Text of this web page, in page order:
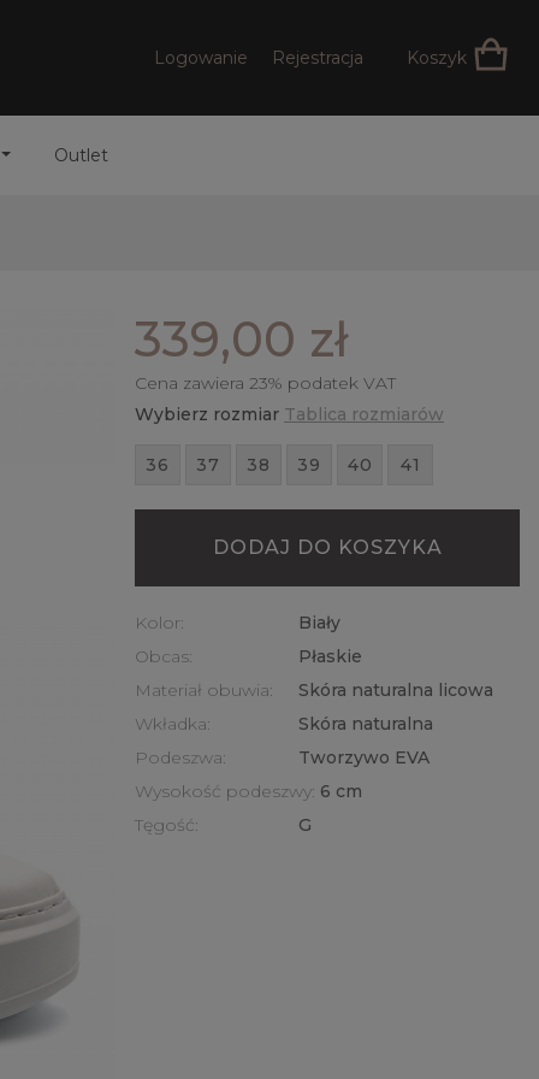
Logowanie Rejestracja Koszyk
Outlet
339,00 zł
Cena zawiera 23% podatek VAT
Wybierz rozmiar Tablica rozmiarów
36 37 38 39 40 41
DODAJ DO KOSZYKA
Kolor:
Biały
Obcas:
Płaskie
Materiał obuwia:
Skóra naturalna licowa
Wkładka:
Skóra naturalna
Podeszwa:
Tworzywo EVA
Wysokość podeszwy: 6 cm
Tęgość:
G